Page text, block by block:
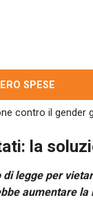
SPESE
contro il gender
la
legge per
aumentare